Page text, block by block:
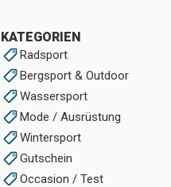
KATEGORIEN
Radsport
Bergsport & Outdoor
Wassersport
Mode / Ausrüstung
Wintersport
Gutschein
Occasion / Test